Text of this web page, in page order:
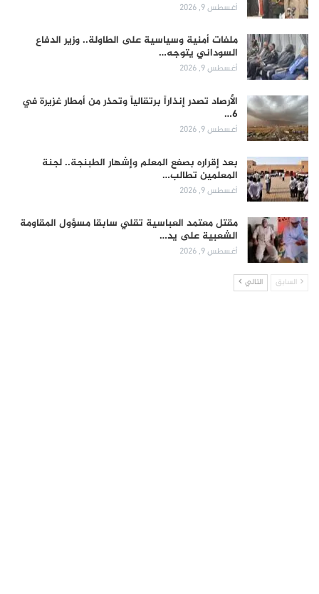
أغسطس 9, 2026
ملفات أمنية وسياسية على الطاولة.. وزير الدفاع
السوداني يتوجه…
أغسطس 9, 2026
الأرصاد تصدر إنذاراً برتقالياً وتحذر من أمطار غزيرة في
6…
أغسطس 9, 2026
بعد إقراره بصفع المعلم وإشهار الطبنجة.. لجنة
المعلمين تطالب…
أغسطس 9, 2026
مقتل معتمد العباسية تقلي سابقا مسؤول المقاومة
الشعبية على يد…
أغسطس 9, 2026
السابق التالي